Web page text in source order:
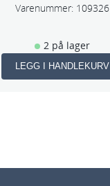
Varenummer: 109326
2 på lager
LEGG I HANDLEKURV